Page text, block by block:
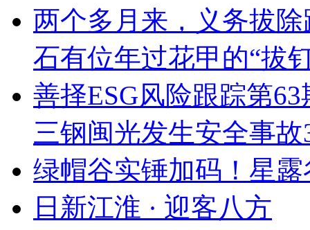
两个多月来，义务拔
石有位年过花甲的“拔
善择ESG风险跟踪第
三钢闽光发生安全事
绿帽谷实锤加码！星
日新江淮 · 迎客八方